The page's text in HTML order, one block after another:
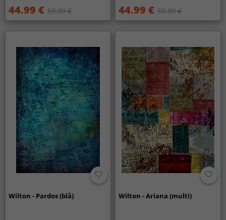
44.99 € 59.99 € 44.99 € 59.99 €
Wilton - Pardos (blå) Wilton - Ariana (multi)